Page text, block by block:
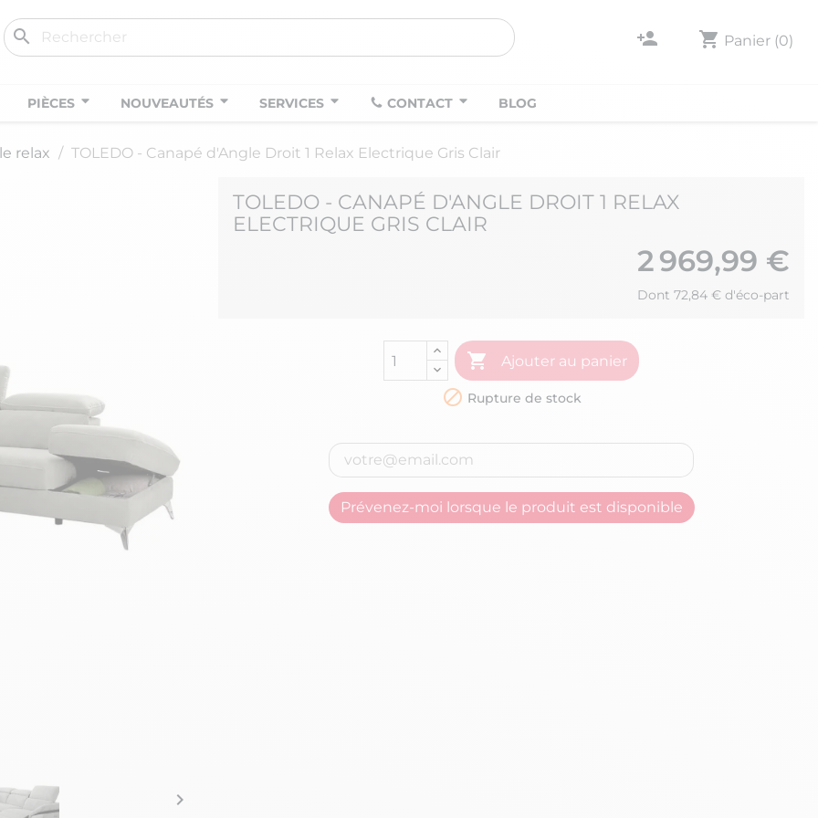
search person_add shopping_cart Panier (0)
PIÈCES NOUVEAUTÉS SERVICES CONTACT BLOG
relax TOLEDO - Canapé d'Angle Droit 1 Relax Electrique Gris Clair

TOLEDO - CANAPÉ D'ANGLE DROIT 1 RELAX
ELECTRIQUE GRIS CLAIR
2 969,99 €
Dont 72,84 € d'éco-part
 Ajouter au panier
 Rupture de stock
Prévenez-moi lorsque le produit est disponible